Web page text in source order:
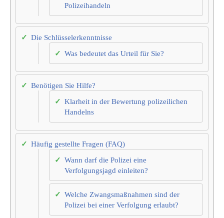
Polizeihandeln
Die Schlüsselerkenntnisse
Was bedeutet das Urteil für Sie?
Benötigen Sie Hilfe?
Klarheit in der Bewertung polizeilichen
Handelns
Häufig gestellte Fragen (FAQ)
Wann darf die Polizei eine
Verfolgungsjagd einleiten?
Welche Zwangsmaßnahmen sind der
Polizei bei einer Verfolgung erlaubt?